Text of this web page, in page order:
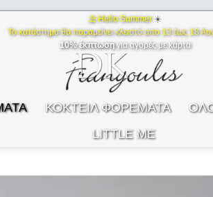
⛱ Hello Summer ☀️
Το κατάστημα θα παραμείνει κλειστό απο 13 έως 18
10% έκπτωσηγια αγορές με κάρτα
ΚΟΚΤΕΙΛ ΦΟΡΕΜΑΤΑ
LITTLE ME